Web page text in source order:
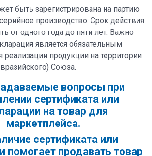
быть зарегистрирована на партию
производство. Срок действия
от одного года до пяти лет. Важно
является обязательным
продукции на территории
Союза.
вопросы при
сертификата или
на товар для
маркетплейса.
сертификата или
помогает продавать товар